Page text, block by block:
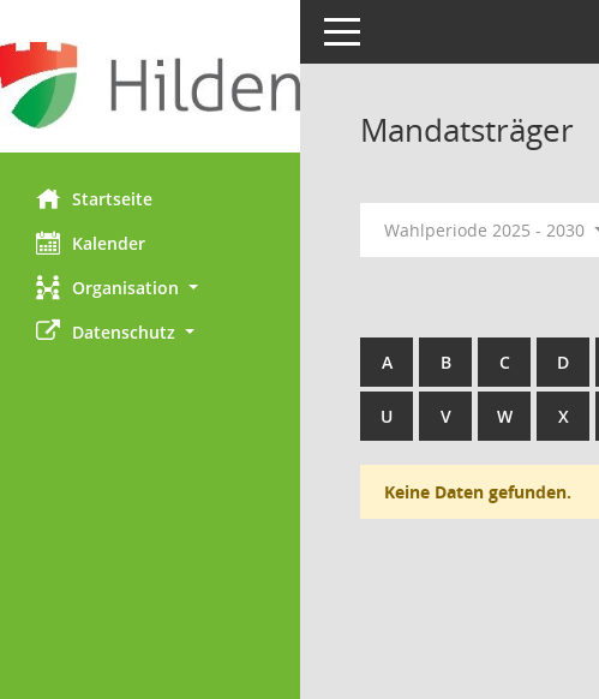
Startseite
Kalender
Organisation
Datenschutz
Toggle navigation
Mandatsträger
Wahlperiode 2025 - 2030
A B C D
U V W X
Keine Daten gefunden.